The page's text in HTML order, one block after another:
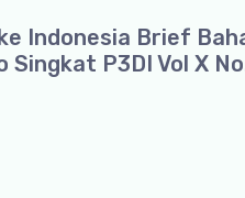
Indonesia Brief
Singkat P3DI Vol X